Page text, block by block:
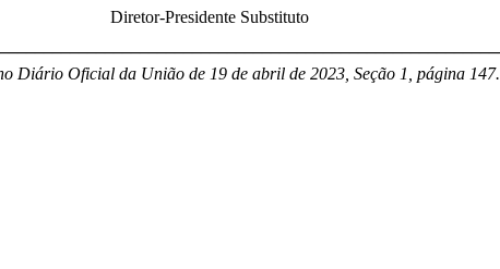
Diretor-Presidente Substituto
Diário Oficial da União de 19 de abril de 2023, Seção 1, página 147.